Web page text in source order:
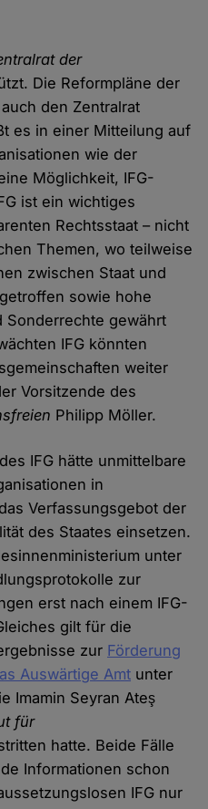
der
Die Reformpläne der
den Zentralrat
es in einer Mitteilung auf
wie der
Möglichkeit, IFG-
ist ein wichtiges
Rechtsstaat – nicht
Themen, wo teilweise
zwischen Staat und
sowie hohe
Sonderrechte gewährt
IFG könnten
weiter
Vorsitzende des
Philipp Möller.
IFG hätte unmittelbare
in
Verfassungsgebot der
des Staates einsetzen.
unter
zur
erst nach einem IFG-
gilt für die
zur Förderung
Auswärtige Amt unter
Imamin Seyran Ateş
für
hatte. Beide Fälle
Informationen schon
IFG nur